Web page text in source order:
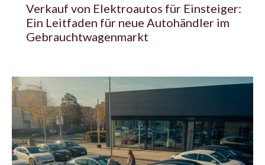
Verkauf von Elektroautos für Einsteiger:
Ein Leitfaden für neue Autohändler im
Gebrauchtwagenmarkt